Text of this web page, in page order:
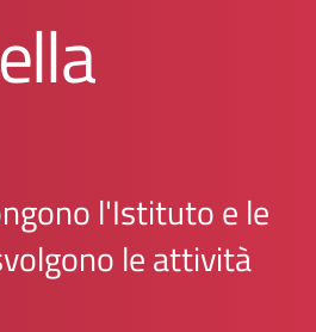
l'Istituto e le
le attività